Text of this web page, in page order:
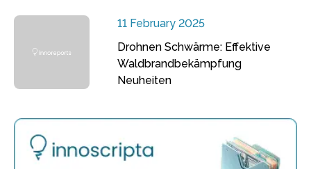
11 February 2025
Drohnen Schwärme: Effektive
Waldbrandbekämpfung
Neuheiten